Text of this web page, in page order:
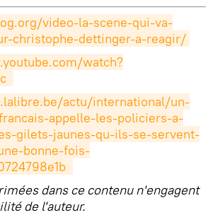
video-la-scene-qui-va-
christophe-dettinger-a-reagir/
watch?
actu/international/un-
appelle-les-policiers-a-
gilets-jaunes-qu-ils-se-servent-
bonne-fois-
dans ce contenu n'engagent
de l'auteur.